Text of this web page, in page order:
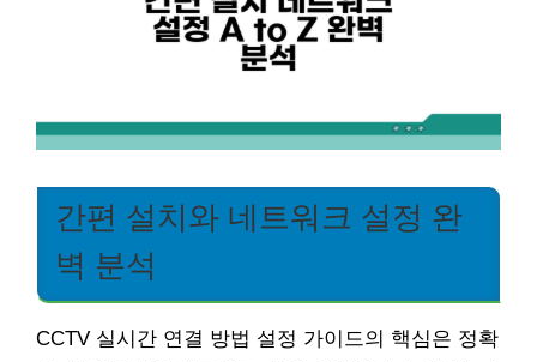
간편 설치와 네트워크 설정 완
벽 분석
CCTV 실시간 연결 방법 설정 가이드의 핵심은 정확